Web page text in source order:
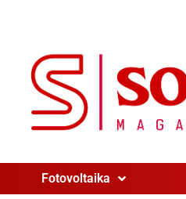
Fotovoltaika